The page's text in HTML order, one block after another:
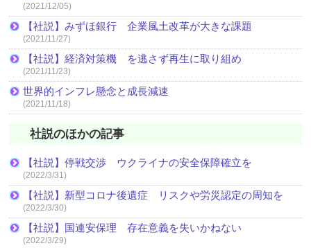
(2021/12/05)
【社説】みずほ銀行 企業風土改革が大きな課題
(2021/11/27)
【社説】経済対策機 を逃さず再生に取り組め
(2021/11/23)
世界的インフレ懸念と成長減速
(2021/11/18)
社説のほかの記事
【社説】停戦交渉 ウクライナの安全保障確立を
(2022/3/31)
【社説】新型コロナ後遺症 リスクや労災認定の周知を
(2022/3/30)
【社説】国連安保理 存在意義を失いかねない
(2022/3/29)